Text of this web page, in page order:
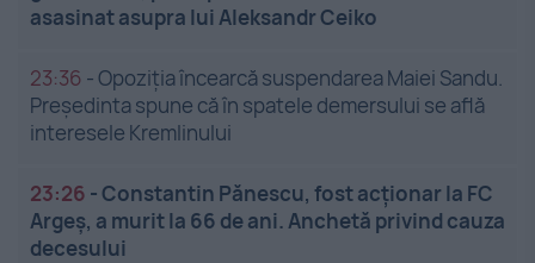
asasinat asupra lui Aleksandr Ceiko
23:36 -Opoziția încearcă suspendarea Maiei Sandu.
Președinta spune că în spatele demersului se află
interesele Kremlinului
23:26 -Constantin Pănescu, fost acționar la FC
Argeș, a murit la 66 de ani. Anchetă privind cauza
decesului